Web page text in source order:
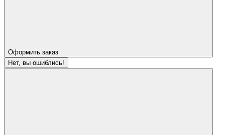
Оформить заказ
Нет, вы ошиблись!